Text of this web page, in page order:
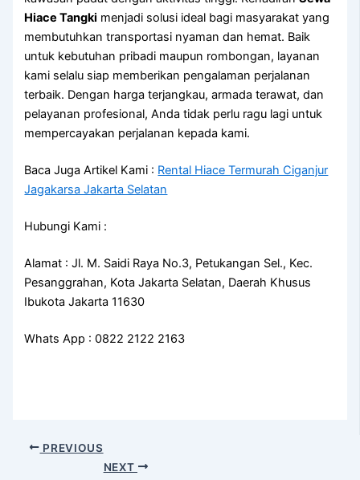
Hiace Tangki menjadi solusi ideal bagi masyarakat yang
membutuhkan transportasi nyaman dan hemat. Baik
untuk kebutuhan pribadi maupun rombongan, layanan
kami selalu siap memberikan pengalaman perjalanan
terbaik. Dengan harga terjangkau, armada terawat, dan
pelayanan profesional, Anda tidak perlu ragu lagi untuk
mempercayakan perjalanan kepada kami.
Baca Juga Artikel Kami : Rental Hiace Termurah Ciganjur
Jagakarsa Jakarta Selatan
Hubungi Kami :
Alamat : Jl. M. Saidi Raya No.3, Petukangan Sel., Kec.
Pesanggrahan, Kota Jakarta Selatan, Daerah Khusus
Ibukota Jakarta 11630
Whats App : 0822 2122 2163
PREVIOUS
NEXT